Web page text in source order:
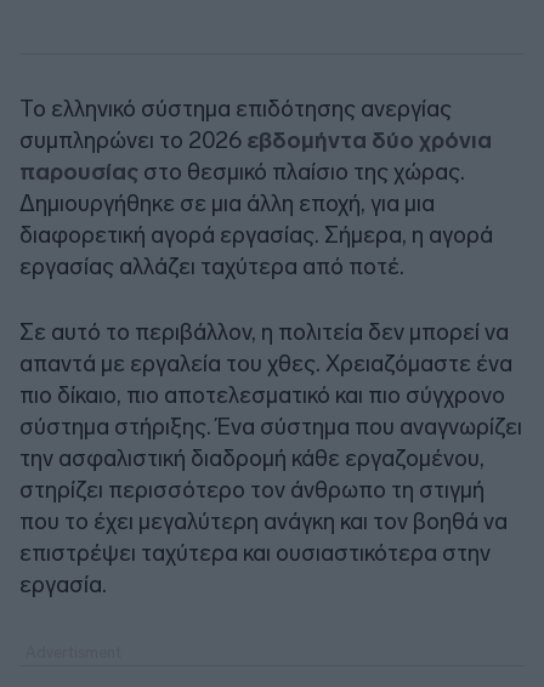
Το ελληνικό σύστημα επιδότησης ανεργίας
συμπληρώνει το 2026 εβδομήντα δύο χρόνια
παρουσίας στο θεσμικό πλαίσιο της χώρας.
Δημιουργήθηκε σε μια άλλη εποχή, για μια
διαφορετική αγορά εργασίας. Σήμερα, η αγορά
εργασίας αλλάζει ταχύτερα από ποτέ.
Σε αυτό το περιβάλλον, η πολιτεία δεν μπορεί να
απαντά με εργαλεία του χθες. Χρειαζόμαστε ένα
πιο δίκαιο, πιο αποτελεσματικό και πιο σύγχρονο
σύστημα στήριξης. Ένα σύστημα που αναγνωρίζει
την ασφαλιστική διαδρομή κάθε εργαζομένου,
στηρίζει περισσότερο τον άνθρωπο τη στιγμή
που το έχει μεγαλύτερη ανάγκη και τον βοηθά να
επιστρέψει ταχύτερα και ουσιαστικότερα στην
εργασία.